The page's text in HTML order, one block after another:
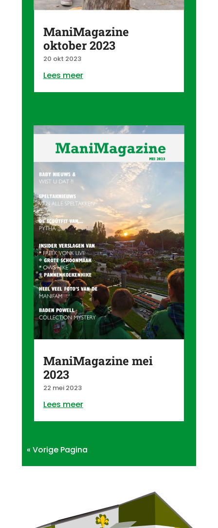
ManiMagazine
oktober 2023
20 okt 2023
Lees meer
ManiMagazine mei
2023
22 mei 2023
Lees meer
« Vorige Pagina